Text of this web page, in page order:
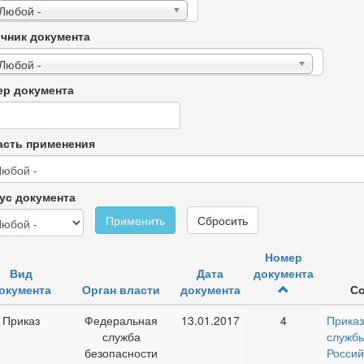
-
документа
-
документа
применения
документа
Применить
Сбросить
Вид
Орган власти
Дата
документа
Номер
документа
Приказ
Федеральная
служба
безопасности
13.01.2017 4